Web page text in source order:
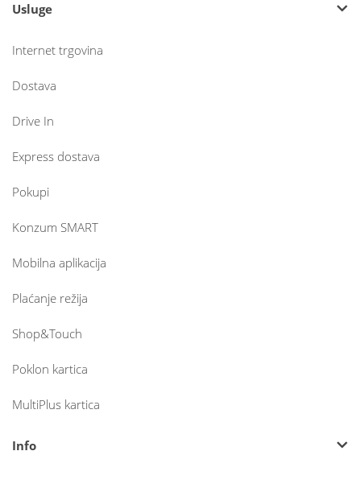
Usluge
Internet trgovina
Dostava
Drive In
Express dostava
Pokupi
Konzum SMART
Mobilna aplikacija
Plaćanje režija
Shop&Touch
Poklon kartica
MultiPlus kartica
Info